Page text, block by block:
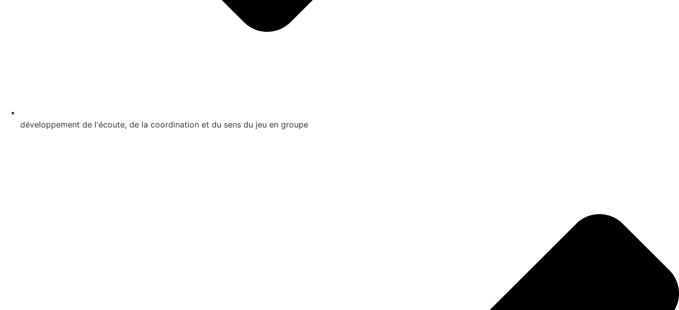
développement de l'écoute, de la coordination et du sens du jeu en groupe